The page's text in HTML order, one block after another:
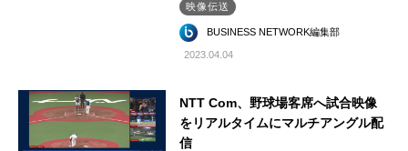
映像伝送
BUSINESS NETWORK編集部
2023.04.04
NTT Com、野球場客席へ試合映像
をリアルタイムにマルチアングル配
信